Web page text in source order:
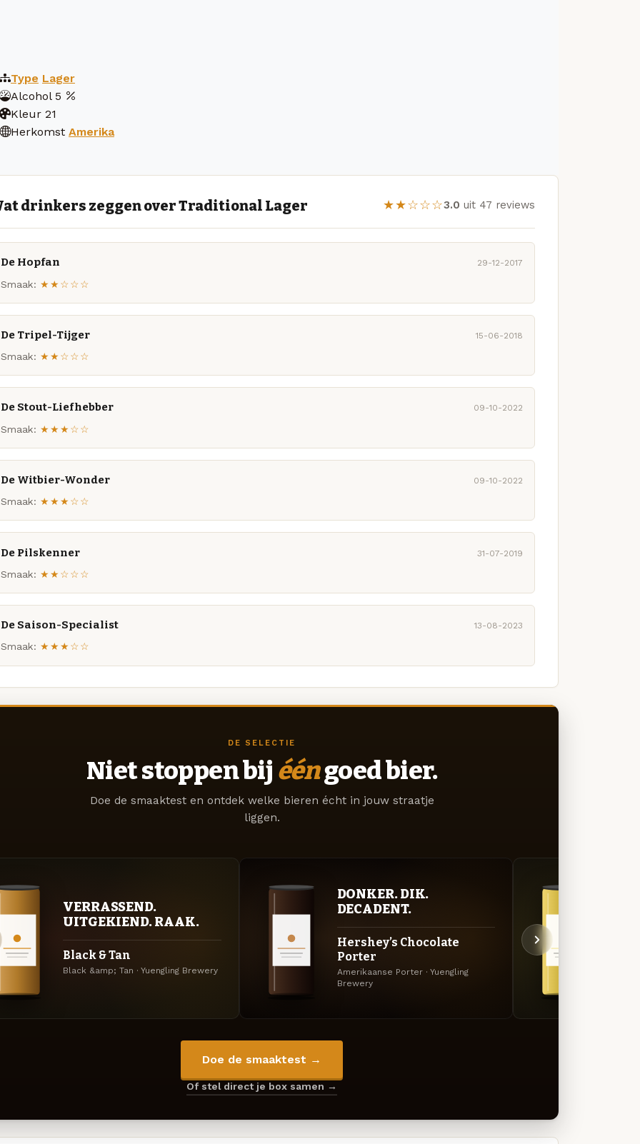
Type Lager
Alcohol 5
Kleur 21
Herkomst Amerika
drinkers zeggen over Traditional Lager ★★☆☆☆3.0 uit 47 reviews
De Hopfan 29-12-2017
Smaak: ★★☆☆☆
De Tripel-Tijger 15-06-2018
Smaak: ★★☆☆☆
De Stout-Liefhebber 09-10-2022
Smaak: ★★★☆☆
De Witbier-Wonder 09-10-2022
Smaak: ★★★☆☆
De Pilskenner 31-07-2019
Smaak: ★★☆☆☆
De Saison-Specialist 13-08-2023
Smaak: ★★★☆☆
DE SELECTIE
Niet stoppen bij ééngoed bier.
Doe de smaaktest en ontdek welke bieren écht in jouw straatje
liggen.
VERRASSEND.
UITGEKIEND. RAAK.
Black & Tan
Black &amp; Tan · Yuengling Brewery
DONKER. DIK.
DECADENT.
Hershey’s Chocolate
Porter
Amerikaanse Porter · Yuengling
Brewery
Doe de smaaktest →
Of stel direct je box samen →